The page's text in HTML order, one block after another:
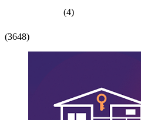
(4)
(3648)